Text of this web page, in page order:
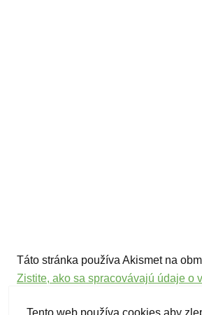
Táto stránka používa Akismet na
Zistite, ako sa spracovávajú údaje o
Tento web používa cookies aby